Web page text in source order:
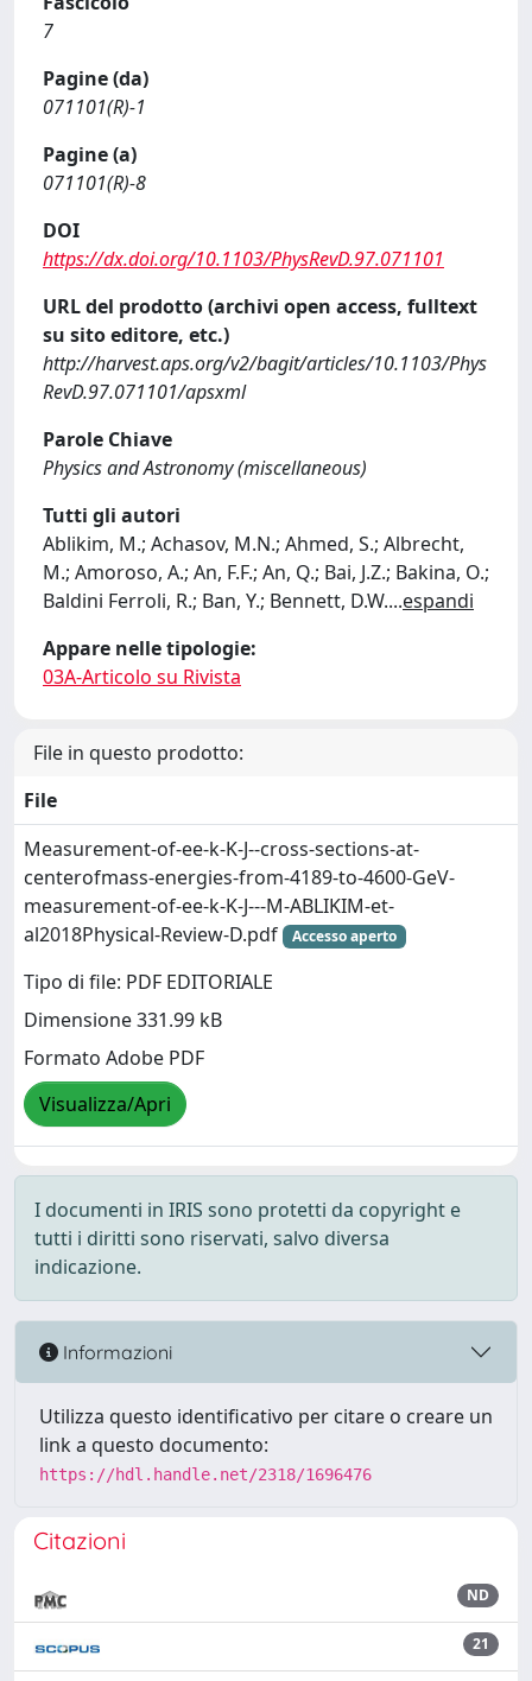
7
Pagine (da)
071101(R)-1
Pagine (a)
071101(R)-8
DOI
https://dx.doi.org/10.1103/PhysRevD.97.071101
URL del prodotto (archivi open access, fulltext
su sito editore, etc.)
http://harvest.aps.org/v2/bagit/articles/10.1103/Phys
RevD.97.071101/apsxml
Parole Chiave
Physics and Astronomy (miscellaneous)
Tutti gli autori
Ablikim, M.; Achasov, M.N.; Ahmed, S.; Albrecht,
M.; Amoroso, A.; An, F.F.; An, Q.; Bai, J.Z.; Bakina, O.;
Baldini Ferroli, R.; Ban, Y.; Bennett, D.W....espandi
Appare nelle tipologie:
03A-Articolo su Rivista
File in questo prodotto:
File
Measurement-of-ee-k-K-J--cross-sections-at-
centerofmass-energies-from-4189-to-4600-GeV-
measurement-of-ee-k-K-J---M-ABLIKIM-et-
al2018Physical-Review-D.pdf
Accesso aperto
Tipo di file: PDF EDITORIALE
Dimensione 331.99 kB
Formato Adobe PDF
Visualizza/Apri
I documenti in IRIS sono protetti da copyright e
tutti i diritti sono riservati, salvo diversa
indicazione.
Informazioni
Utilizza questo identificativo per citare o creare un
link a questo documento:
https://hdl.handle.net/2318/1696476
Citazioni
ND
21